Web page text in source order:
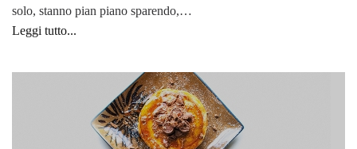
solo, stanno pian piano sparendo,…
Leggi tutto...